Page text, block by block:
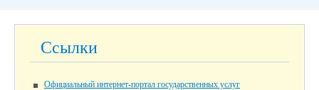
Ссылки
Официальный интернет-портал государственных услуг